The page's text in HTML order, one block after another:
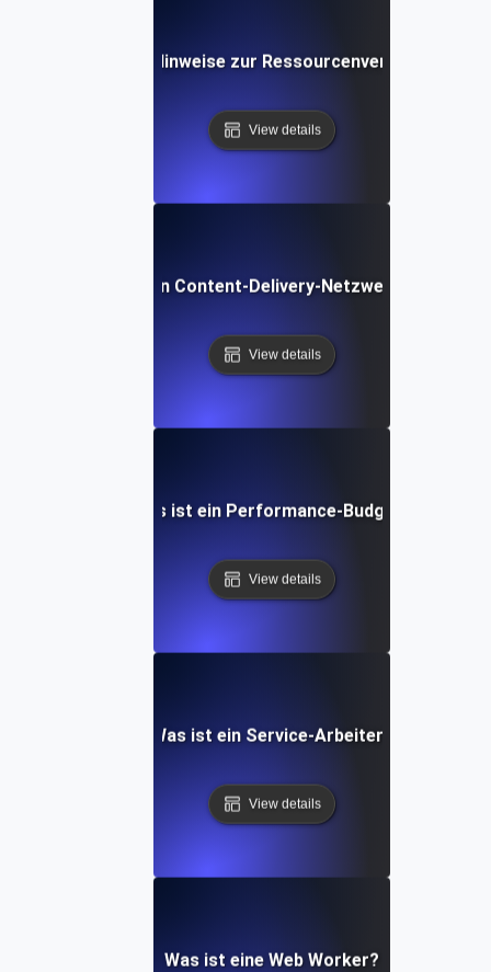
Was sind Hinweise zur Ressourcenverwendung?
View details
Was ist ein Content-Delivery-Netzwerk (CDN)?
View details
Was ist ein Performance-Budget?
View details
Was ist ein Service-Arbeiter?
View details
Was ist eine Web Worker?